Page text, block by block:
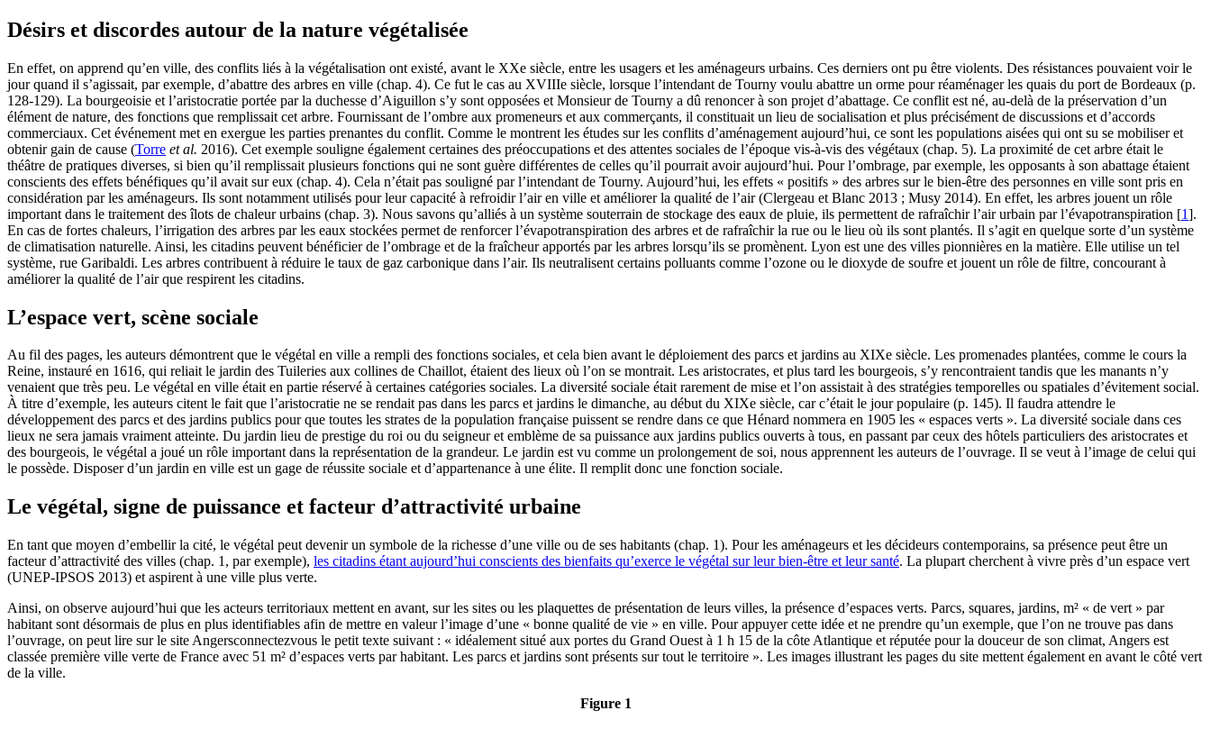
Désirs et discordes autour de la nature végétalisée
En effet, on apprend qu’en ville, des conflits liés à la végétalisation ont existé, avant le XXe siècle, entre les usagers et les aménageurs urbains. Ces derniers ont pu être violents. Des résistances pouvaient voir le
jour quand il s’agissait, par exemple, d’abattre des arbres en ville (chap. 4). Ce fut le cas au XVIIIe siècle, lorsque l’intendant de Tourny voulu abattre un orme pour réaménager les quais du port de Bordeaux (p.
128-129). La bourgeoisie et l’aristocratie portée par la duchesse d’Aiguillon s’y sont opposées et Monsieur de Tourny a dû renoncer à son projet d’abattage. Ce conflit est né, au-delà de la préservation d’un
élément de nature, des fonctions que remplissait cet arbre. Fournissant de l’ombre aux promeneurs et aux commerçants, il constituait un lieu de socialisation et plus précisément de discussions et d’accords
commerciaux. Cet événement met en exergue les parties prenantes du conflit. Comme le montrent les études sur les conflits d’aménagement aujourd’hui, ce sont les populations aisées qui ont su se mobiliser et
obtenir gain de cause (Torre et al. 2016). Cet exemple souligne également certaines des préoccupations et des attentes sociales de l’époque vis-à-vis des végétaux (chap. 5). La proximité de cet arbre était le
théâtre de pratiques diverses, si bien qu’il remplissait plusieurs fonctions qui ne sont guère différentes de celles qu’il pourrait avoir aujourd’hui. Pour l’ombrage, par exemple, les opposants à son abattage étaient
conscients des effets bénéfiques qu’il avait sur eux (chap. 4). Cela n’était pas souligné par l’intendant de Tourny. Aujourd’hui, les effets « positifs » des arbres sur le bien-être des personnes en ville sont pris en
considération par les aménageurs. Ils sont notamment utilisés pour leur capacité à refroidir l’air en ville et améliorer la qualité de l’air (Clergeau et Blanc 2013 ; Musy 2014). En effet, les arbres jouent un rôle
important dans le traitement des îlots de chaleur urbains (chap. 3). Nous savons qu’alliés à un système souterrain de stockage des eaux de pluie, ils permettent de rafraîchir l’air urbain par l’évapotranspiration [1].
En cas de fortes chaleurs, l’irrigation des arbres par les eaux stockées permet de renforcer l’évapotranspiration des arbres et de rafraîchir la rue ou le lieu où ils sont plantés. Il s’agit en quelque sorte d’un système
de climatisation naturelle. Ainsi, les citadins peuvent bénéficier de l’ombrage et de la fraîcheur apportés par les arbres lorsqu’ils se promènent. Lyon est une des villes pionnières en la matière. Elle utilise un tel
système, rue Garibaldi. Les arbres contribuent à réduire le taux de gaz carbonique dans l’air. Ils neutralisent certains polluants comme l’ozone ou le dioxyde de soufre et jouent un rôle de filtre, concourant à
améliorer la qualité de l’air que respirent les citadins.
L’espace vert, scène sociale
Au fil des pages, les auteurs démontrent que le végétal en ville a rempli des fonctions sociales, et cela bien avant le déploiement des parcs et jardins au XIXe siècle. Les promenades plantées, comme le cours la
Reine, instauré en 1616, qui reliait le jardin des Tuileries aux collines de Chaillot, étaient des lieux où l’on se montrait. Les aristocrates, et plus tard les bourgeois, s’y rencontraient tandis que les manants n’y
venaient que très peu. Le végétal en ville était en partie réservé à certaines catégories sociales. La diversité sociale était rarement de mise et l’on assistait à des stratégies temporelles ou spatiales d’évitement social.
À titre d’exemple, les auteurs citent le fait que l’aristocratie ne se rendait pas dans les parcs et jardins le dimanche, au début du XIXe siècle, car c’était le jour populaire (p. 145). Il faudra attendre le
développement des parcs et des jardins publics pour que toutes les strates de la population française puissent se rendre dans ce que Hénard nommera en 1905 les « espaces verts ». La diversité sociale dans ces
lieux ne sera jamais vraiment atteinte. Du jardin lieu de prestige du roi ou du seigneur et emblème de sa puissance aux jardins publics ouverts à tous, en passant par ceux des hôtels particuliers des aristocrates et
des bourgeois, le végétal a joué un rôle important dans la représentation de la grandeur. Le jardin est vu comme un prolongement de soi, nous apprennent les auteurs de l’ouvrage. Il se veut à l’image de celui qui
le possède. Disposer d’un jardin en ville est un gage de réussite sociale et d’appartenance à une élite. Il remplit donc une fonction sociale.
Le végétal, signe de puissance et facteur d’attractivité urbaine
En tant que moyen d’embellir la cité, le végétal peut devenir un symbole de la richesse d’une ville ou de ses habitants (chap. 1). Pour les aménageurs et les décideurs contemporains, sa présence peut être un
facteur d’attractivité des villes (chap. 1, par exemple), les citadins étant aujourd’hui conscients des bienfaits qu’exerce le végétal sur leur bien-être et leur santé. La plupart cherchent à vivre près d’un espace vert
(UNEP-IPSOS 2013) et aspirent à une ville plus verte.
Ainsi, on observe aujourd’hui que les acteurs territoriaux mettent en avant, sur les sites ou les plaquettes de présentation de leurs villes, la présence d’espaces verts. Parcs, squares, jardins, m² « de vert » par
habitant sont désormais de plus en plus identifiables afin de mettre en valeur l’image d’une « bonne qualité de vie » en ville. Pour appuyer cette idée et ne prendre qu’un exemple, que l’on ne trouve pas dans
l’ouvrage, on peut lire sur le site Angersconnectezvous le petit texte suivant : « idéalement situé aux portes du Grand Ouest à 1 h 15 de la côte Atlantique et réputée pour la douceur de son climat, Angers est
classée première ville verte de France avec 51 m² d’espaces verts par habitant. Les parcs et jardins sont présents sur tout le territoire ». Les images illustrant les pages du site mettent également en avant le côté vert
de la ville.
Figure 1